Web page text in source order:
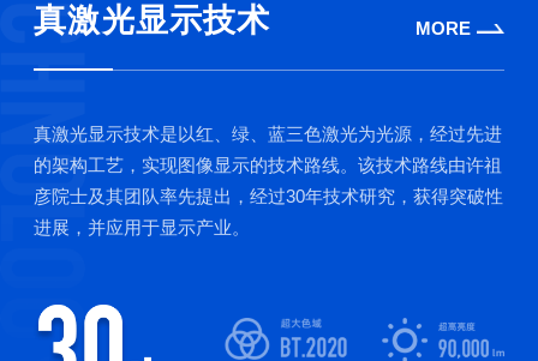
真激光显示技术 MORE
真激光显示技术是以红、绿、蓝三色激光为光源，经过先进
的架构工艺，实现图像显示的技术路线。该技术路线由许祖
彦院士及其团队率先提出，经过30年技术研究，获得突破性
进展，并应用于显示产业。